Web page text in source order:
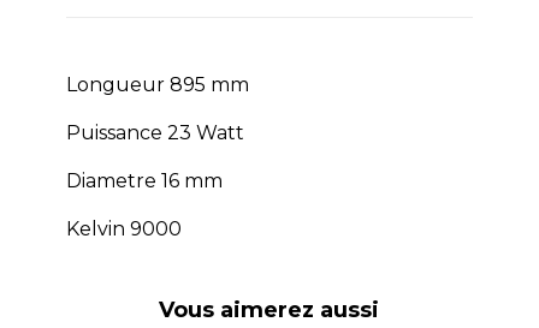
Longueur 895 mm
Puissance 23 Watt
Diametre 16 mm
Kelvin 9000
Vous aimerez aussi